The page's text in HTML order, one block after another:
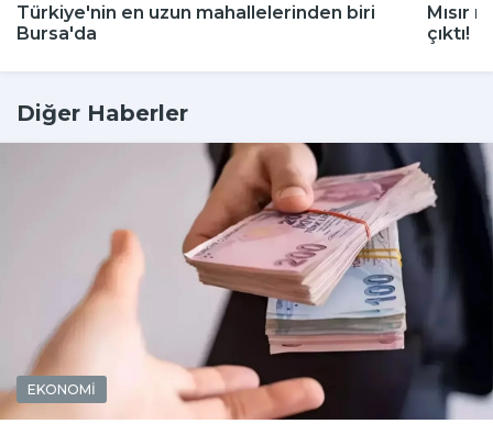
Türkiye'nin en uzun mahallelerinden biri
Bursa'da
Mısır
çıktı!
Diğer Haberler
EKONOMİ